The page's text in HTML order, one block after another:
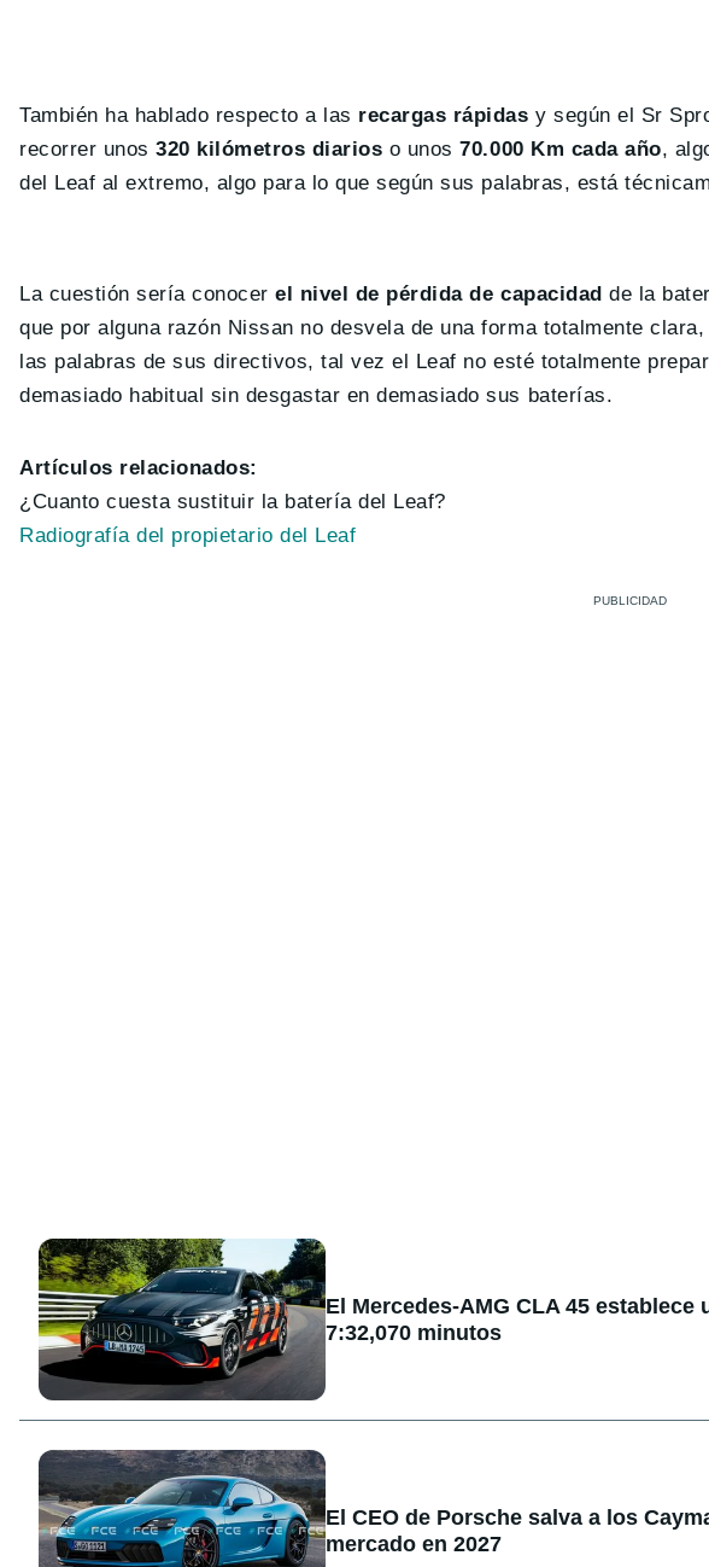
También ha hablado respecto a las recargas rápidas y según el Sr
recorrer unos320 kilómetros diarios o unos70.000 Km cada año,
del Leaf al extremo, algo para lo que según sus palabras, está
La cuestión sería conocerel nivel de pérdida de capacidadde la
que por alguna razón Nissan no desvela de una forma totalmente
las palabras de sus directivos, tal vez el Leaf no esté totalmente
demasiado habitual sin desgastar en demasiado sus baterías.
Artículos relacionados:
¿Cuanto cuesta sustituir la batería del Leaf?
Radiografía del propietario del Leaf
El Mercedes-AMG CLA 45
7:32,070 minutos
El CEO de Porsche salva a los
mercado en 2027